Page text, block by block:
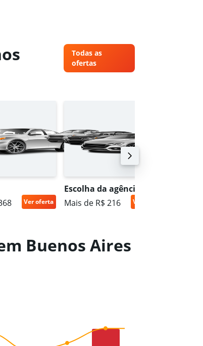
Todas as
ofertas
Ver oferta
Escolha da agência
Mais de R$ 216
Ver oferta
Buenos Aires